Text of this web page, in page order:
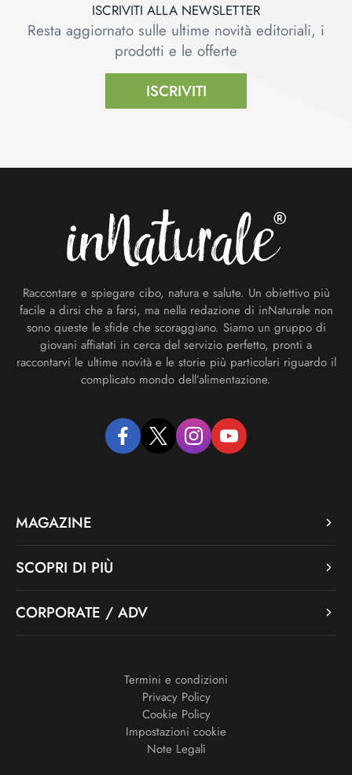
ISCRIVITI ALLA NEWSLETTER
Resta aggiornato sulle ultime novità editoriali, i
prodotti e le offerte
ISCRIVITI
Raccontare e spiegare cibo, natura e salute. Un obiettivo più
facile a dirsi che a farsi, ma nella redazione di inNaturale non
sono queste le sfide che scoraggiano. Siamo un gruppo di
giovani affiatati in cerca del servizio perfetto, pronti a
raccontarvi le ultime novità e le storie più particolari riguardo il
complicato mondo dell’alimentazione.
facebooktwitter instagramyoutube
MAGAZINE
SCOPRI DI PIÙ
CORPORATE / ADV
Termini e condizioni
Privacy Policy
Cookie Policy
Impostazioni cookie
Note Legali